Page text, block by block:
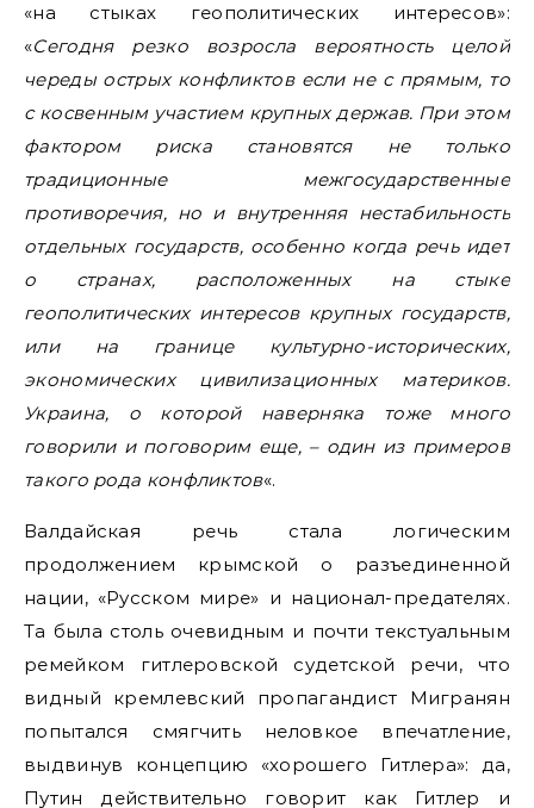
«на стыках геополитических интересов»:
«Сегодня резко возросла вероятность целой
череды острых конфликтов если не с прямым, то
с косвенным участием крупных держав. При этом
фактором риска становятся не только
традиционные межгосударственные
противоречия, но и внутренняя нестабильность
отдельных государств, особенно когда речь идет
о странах, расположенных на стыке
геополитических интересов крупных государств,
или на границе культурно-исторических,
экономических цивилизационных материков.
Украина, о которой наверняка тоже много
говорили и поговорим еще, – один из примеров
такого рода конфликтов«.
Валдайская речь стала логическим
продолжением крымской о разъединенной
нации, «Русском мире» и национал-предателях.
Та была столь очевидным и почти текстуальным
ремейком гитлеровской судетской речи, что
видный кремлевский пропагандист Мигранян
попытался смягчить неловкое впечатление,
выдвинув концепцию «хорошего Гитлера»: да,
Путин действительно говорит как Гитлер и